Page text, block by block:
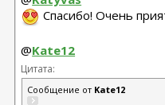
Спасибо! Очень
@Kate12
Цитата:
Сообщение от Kate12